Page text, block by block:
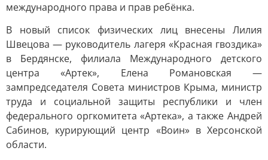
международного права и прав ребёнка.
В новый список физических лиц внесены Лилия
Швецова — руководитель лагеря «Красная гвоздика»
в Бердянске, филиала Международного детского
центра «Артек», Елена Романовская —
зампредседателя Совета министров Крыма, министр
труда и социальной защиты республики и член
федерального оргкомитета «Артека», а также Андрей
Сабинов, курирующий центр «Воин» в Херсонской
области.